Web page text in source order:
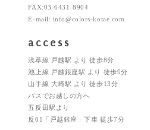
FAX:03-6431-8904
E-mail: info@colors-kotae.com
access
浅草線 戸越駅 より 徒歩8分
池上線 戸越銀座駅 より 徒歩9分
山手線 大崎駅 より 徒歩13分
バスでお越しの方へ
五反田駅より
反01「戸越銀座」下車 徒歩7分